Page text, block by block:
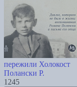
пережили Холокост
Полански Р.
1245